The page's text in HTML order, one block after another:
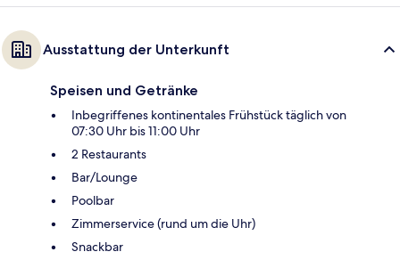
Ausstattung der Unterkunft
Speisen und Getränke
Inbegriffenes kontinentales Frühstück täglich von
07:30 Uhr bis 11:00 Uhr
2 Restaurants
Bar/Lounge
Poolbar
Zimmerservice (rund um die Uhr)
Snackbar